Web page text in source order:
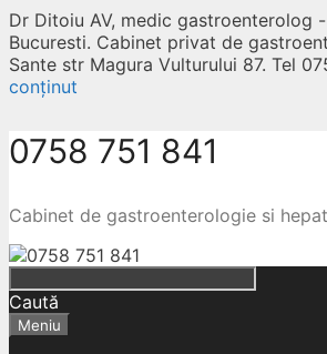
Dr Ditoiu AV, medic gastroenterolog
Bucuresti. Cabinet privat de
Sante str Magura Vulturului 87. Tel
conținut
0758 751 841
Cabinet de gastroenterologie si
Caută
Meniu